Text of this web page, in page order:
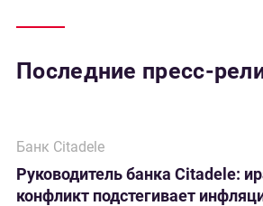
Последние пресс-
Банк Citadele
Руководитель банка Citadele:
конфликт подстегивает